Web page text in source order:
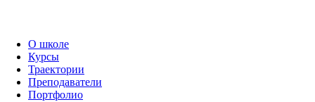
О школе
Курсы
Траектории
Преподаватели
Портфолио